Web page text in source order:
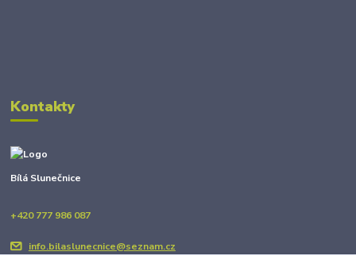
Kontakty
Bílá Slunečnice
+420 777 986 087
info.bilaslunecnice@seznam.cz